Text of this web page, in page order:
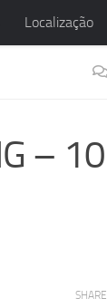
Localização
– 10
SHARE